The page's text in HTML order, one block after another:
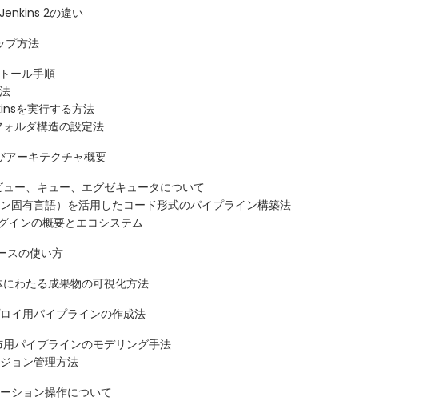
2の違い
プ方法
ール手順
を実行する方法
ルダ構造の設定法
ーキテクチャ概要
ー、キュー、エグゼキュータについて
固有言語）を活用したコード形式のパイプライン構築法
インの概要とエコシステム
スの使い方
わたる成果物の可視化方法
イ用パイプラインの作成法
パイプラインのモデリング手法
ョン管理方法
ション操作について